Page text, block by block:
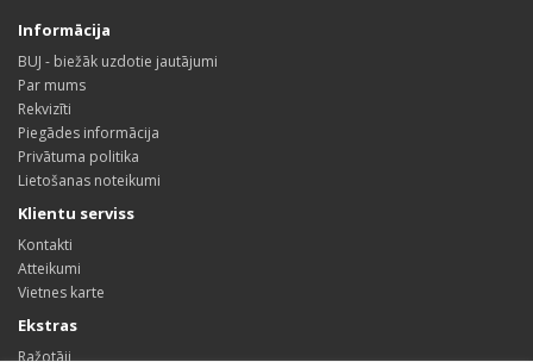
Informācija
BUJ - biežāk uzdotie jautājumi
Par mums
Rekvizīti
Piegādes informācija
Privātuma politika
Lietošanas noteikumi
Klientu serviss
Kontakti
Atteikumi
Vietnes karte
Ekstras
Ražotāji